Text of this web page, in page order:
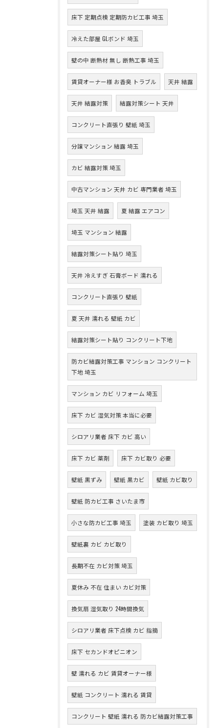
床下 定期点検 定期防カビ工事 埼玉
冷えた部屋 GLボンド 埼玉
壁の中 断熱材 無し 断熱工事 埼玉
賃貸オーナー様 お香臭 トラブル 天井 結露
天井 結露対策 結露対策シート 天井
コンクリート直張り 壁紙 埼玉
分譲マンション 結露 埼玉
カビ 結露対策 埼玉
中古マンション 天井 カビ 専門業者 埼玉
埼玉 天井 結露 夏 結露 エアコン
埼玉 マンション 結露
結露対策シート貼り 埼玉
天井 冷えすぎ 石膏ボード 濡れる
コンクリート直張り 壁紙
夏 天井 濡れる 壁紙 カビ
結露対策シート貼り コンクリート下地
防カビ結露対策工事 マンション コンクリート
下地 埼玉
マンション カビ リフォーム 埼玉
床下 カビ 湿気対策 本当に必要
シロアリ業者 床下 カビ 高い
床下 カビ 薬剤 床下 カビ取り 必要
壁紙 黒ずみ 壁紙 黒カビ 壁紙 カビ取り
壁紙 防カビ工事 さいたま市
小さな防カビ工事 埼玉 塗装 カビ取り 埼玉
壁紙裏 カビ カビ取り
長期不在 カビ対策 埼玉
夏休み 不在 住まい カビ対策
換気扇 湿気取り 24時間換気
シロアリ業者 床下点検 カビ 指摘
床下 セカンドオピニオン
壁 濡れる カビ 賃貸オーナー様
壁紙 コンクリート 濡れる 賃貸
コンクリート 壁紙 濡れる 防カビ結露対策工事